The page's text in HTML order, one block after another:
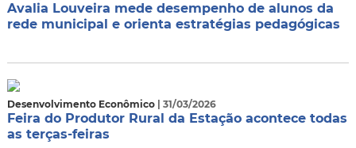
Avalia Louveira mede desempenho de alunos da
rede municipal e orienta estratégias pedagógicas
Desenvolvimento Econômico | 31/03/2026
Feira do Produtor Rural da Estação acontece todas
as terças-feiras